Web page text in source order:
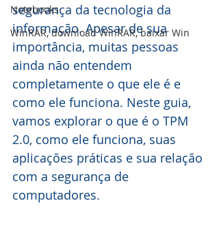
Notebooks
WinRAR, download WinRAR, baixar Win
segurança da tecnologia da
informação. Apesar de sua
importância, muitas pessoas
ainda não entendem
completamente o que ele é e
como ele funciona. Neste guia,
vamos explorar o que é o TPM
2.0, como ele funciona, suas
aplicações práticas e sua relação
com a segurança de
computadores.